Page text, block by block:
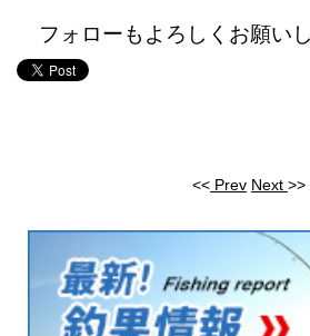
フォローもよろしくお願い
<< Prev Next >>